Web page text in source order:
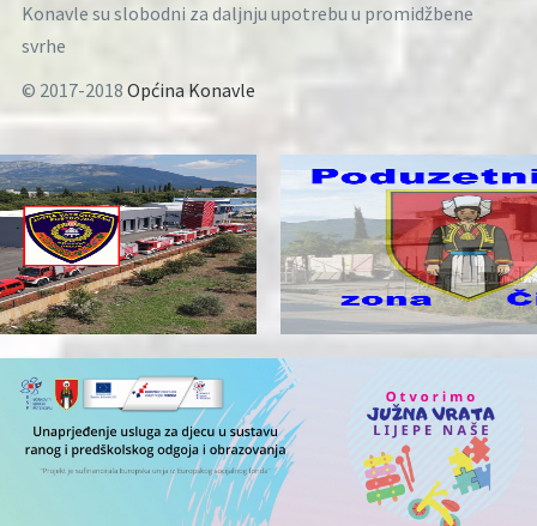
Konavle su slobodni za daljnju upotrebu u promidžbene
svrhe
© 2017-2018 Općina Konavle